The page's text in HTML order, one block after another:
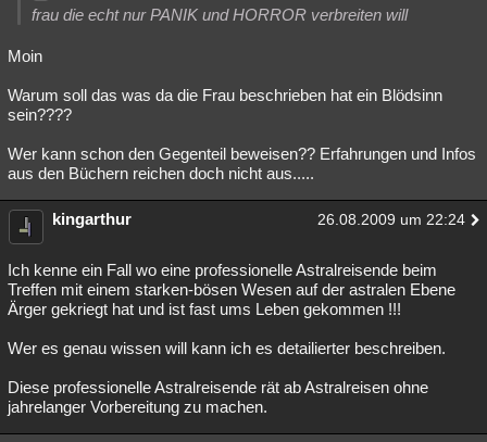
frau die echt nur PANIK und HORROR verbreiten will
Moin
Warum soll das was da die Frau beschrieben hat ein Blödsinn
sein????
Wer kann schon den Gegenteil beweisen?? Erfahrungen und Infos
aus den Büchern reichen doch nicht aus.....
kingarthur 26.08.2009 um 22:24
Ich kenne ein Fall wo eine professionelle Astralreisende beim
Treffen mit einem starken-bösen Wesen auf der astralen Ebene
Ärger gekriegt hat und ist fast ums Leben gekommen !!!
Wer es genau wissen will kann ich es detailierter beschreiben.
Diese professionelle Astralreisende rät ab Astralreisen ohne
jahrelanger Vorbereitung zu machen.